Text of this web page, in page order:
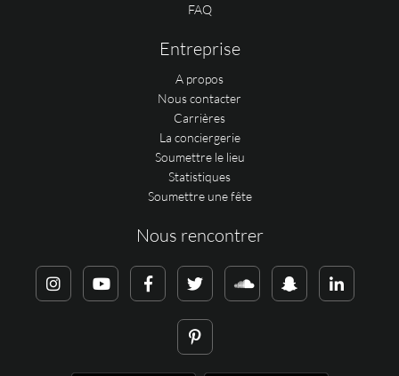
FAQ
Entreprise
A propos
Nous contacter
Carrières
La conciergerie
Soumettre le lieu
Statistiques
Soumettre une fête
Nous rencontrer